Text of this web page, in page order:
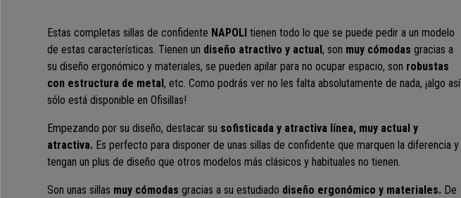
Estas completas sillas de confidente NAPOLI tienen todo lo que se puede pedir a un modelo
de estas características. Tienen un diseño atractivo y actual , son muy cómodas gracias a
su diseño ergonómico y materiales, se pueden apilar para no ocupar espacio, son robustas
con estructura de metal , etc. Como podrás ver no les falta absolutamente de nada, ¡algo así
sólo está disponible en Ofisillas!
Empezando por su diseño, destacar su sofisticada y atractiva línea, muy actual y
atractiva. Es perfecto para disponer de unas sillas de confidente que marquen la diferencia y
tengan un plus de diseño que otros modelos más clásicos y habituales no tienen.
Son unas sillas muy cómodas gracias a su estudiado diseño ergonómico y materiales. De